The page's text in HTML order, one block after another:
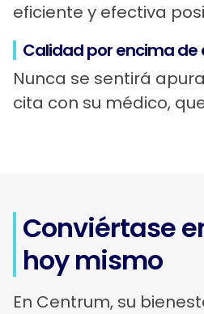
eficiente y efectiva
Calidad por encima
Nunca se sentirá
cita con su médico,
Conviértase
hoy mismo
En Centrum, su